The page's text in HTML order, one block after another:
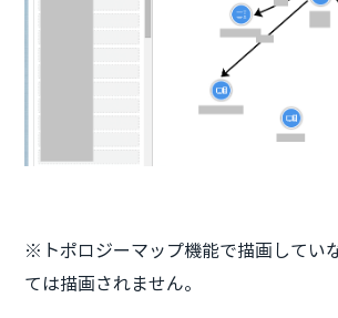
※トポロジーマップ機能で描画してい
ては描画されません。